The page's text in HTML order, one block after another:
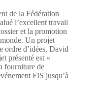
de la Fédération
l’excellent travail
et la promotion
Un projet
ordre d’idées, David
présenté est «
fourniture de
FIS jusqu’à